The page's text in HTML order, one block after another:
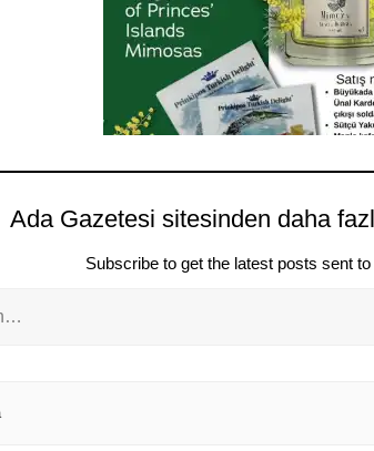
Ada Gazetesi sitesinden daha
Subscribe to get the latest posts sent